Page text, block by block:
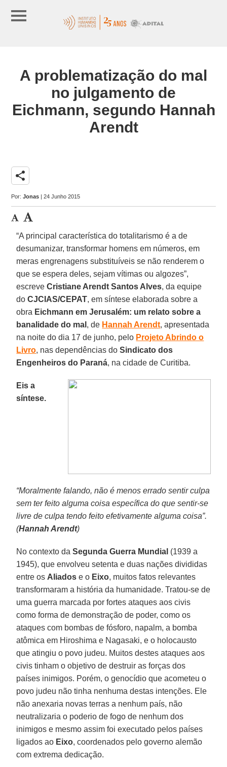
A problematização do mal
no julgamento de
Eichmann, segundo Hannah
Arendt
share
Por:Jonas | 24 Junho 2015
“A principal característica do totalitarismo é a de
desumanizar, transformar homens em números, em
meras engrenagens substituíveis se não renderem o
que se espera deles, sejam vítimas ou algozes”,
escreveCristiane Arendt Santos Alves, da equipe
doCJCIAS/CEPAT, em síntese elaborada sobre a
obra Eichmann em Jerusalém: um relato sobre a
banalidade do mal , de Hannah Arendt, apresentada
na noite do dia 17 de junho, pelo Projeto Abrindo o
Livro, nas dependências doSindicato dos
Engenheiros do Paraná, na cidade de Curitiba.
Eis a
síntese.
“Moralmente falando, não é menos errado sentir culpa
sem ter feito alguma coisa específica do que sentir-se
livre de culpa tendo feito efetivamente alguma coisa”.
(Hannah Arendt)
No contexto daSegunda Guerra Mundial (1939 a
1945), que envolveu setenta e duas nações divididas
entre os Aliados e o Eixo, muitos fatos relevantes
transformaram a história da humanidade. Tratou-se de
uma guerra marcada por fortes ataques aos civis
como forma de demonstração de poder, como os
ataques com bombas de fósforo, napalm, a bomba
atômica em Hiroshima e Nagasaki, e o holocausto
que atingiu o povo judeu. Muitos destes ataques aos
civis tinham o objetivo de destruir as forças dos
países inimigos. Porém, o genocídio que acometeu o
povo judeu não tinha nenhuma destas intenções. Ele
não anexaria novas terras a nenhum país, não
neutralizaria o poderio de fogo de nenhum dos
inimigos e mesmo assim foi executado pelos países
ligados ao Eixo, coordenados pelo governo alemão
com extrema dedicação.